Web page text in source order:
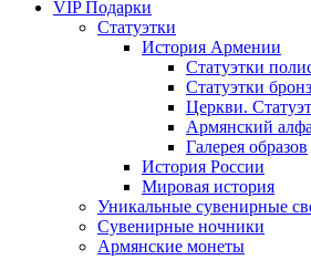
VIP Подарки
Статуэтки
История Армении
Статуэтки
Статуэтки
Церкви.
Армянский
Галерея образов
История России
Мировая история
Уникальные сувенирные
Сувенирные ночники
Армянские монеты